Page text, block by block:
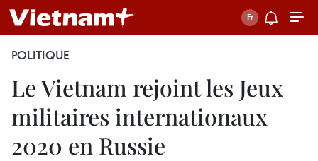
POLITIQUE
Le Vietnam rejoint les Jeux
militaires internationaux
2020 en Russie